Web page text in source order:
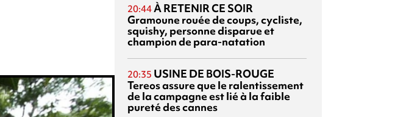
20:44À RETENIR CE SOIR
Gramoune rouée de coups, cycliste,
squishy, personne disparue et
champion de para-natation
20:35 USINE DE BOIS-ROUGE
Tereos assure que le ralentissement
de la campagne est lié à la faible
pureté des cannes